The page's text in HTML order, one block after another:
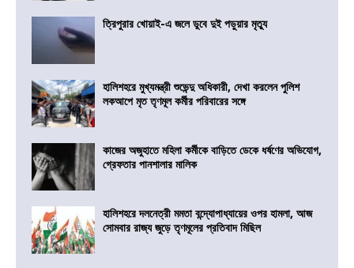
ত্রিপুরার খোয়াই-এ জলে ডুবে দুই পড়ুয়ার মৃত্যু
হালিশহরে মুখ্যমন্ত্রী শুভেন্দু অধিকারী, দেখা করলেন পুলিশ
লকআপে মৃত তৃণমূল কর্মীর পরিবারের সঙ্গে
কাজের অজুহাতে মহিলা কর্মীকে বাড়িতে ডেকে ধর্ষণের অভিযোগ,
গ্রেফতার পানশালার মালিক
হালিশহরে দলনেত্রী মমতা বন্দ্যোপাধ্যায়ের ওপর হামলা, আজ
সোমবার রাজ্য জুড়ে তৃণমূলের প্রতিবাদ মিছিল